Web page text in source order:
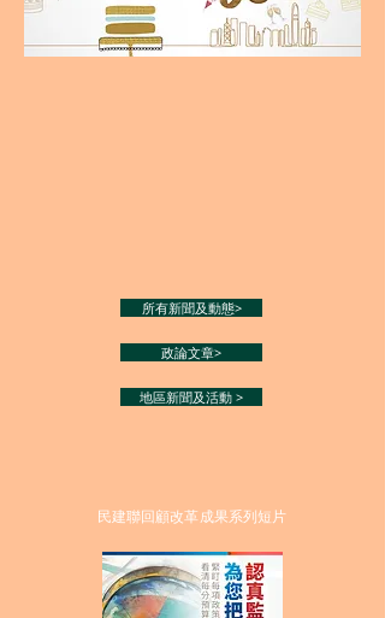
所有新聞及動態>
政論文章>
地區新聞及活動 >
民建聯回顧改革成果系列短片